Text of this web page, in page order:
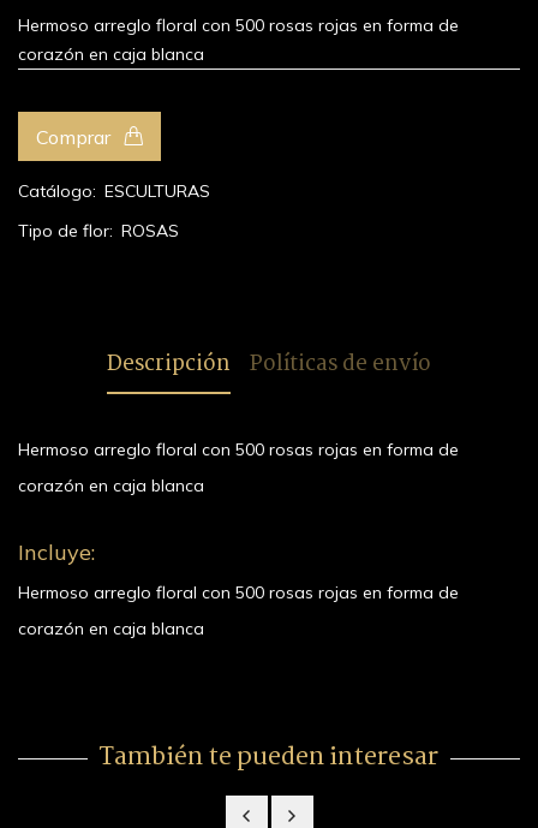
Hermoso arreglo floral con 500 rosas rojas en forma de
corazón en caja blanca
Comprar
Catálogo: ESCULTURAS
Tipo de flor: ROSAS
Descripción Políticas de envío
Hermoso arreglo floral con 500 rosas rojas en forma de
corazón en caja blanca
Incluye:
Hermoso arreglo floral con 500 rosas rojas en forma de
corazón en caja blanca
También te pueden interesar